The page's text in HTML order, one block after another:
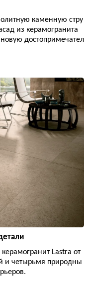
каменную стру
из керамогранита
достопримечател
Lastra от
и четырьмя природны